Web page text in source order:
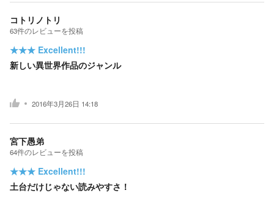
コトリノトリ
63件のレビューを投稿
★★★ Excellent!!!
新しい異世界作品のジャンル
2016年3月26日 14:18
宮下愚弟
64件のレビューを投稿
★★★ Excellent!!!
土台だけじゃない読みやすさ！